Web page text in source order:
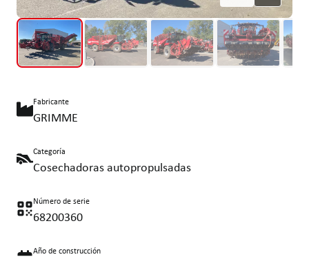
Fabricante
GRIMME
Categoría
Cosechadoras autopropulsadas
Número de serie
68200360
Año de construcción